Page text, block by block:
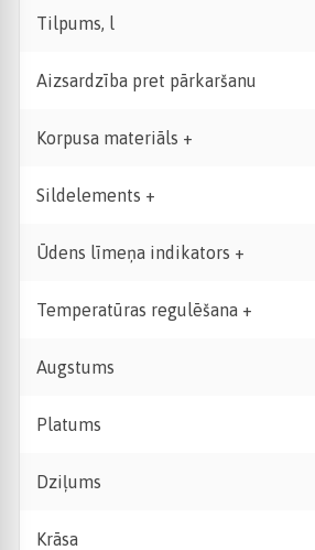
Tilpums, l
Aizsardzība pret pārkaršanu
Korpusa materiāls +
Sildelements +
Ūdens līmeņa indikators +
Temperatūras regulēšana +
Augstums
Platums
Dziļums
Krāsa